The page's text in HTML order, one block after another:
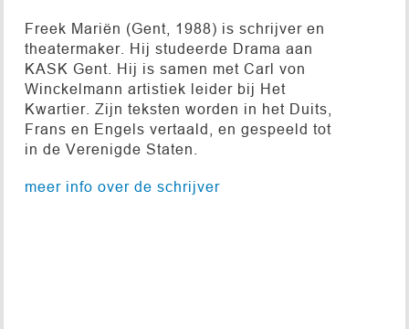
Freek Mariën (Gent, 1988) is schrijver en
theatermaker. Hij studeerde Drama aan
KASK Gent. Hij is samen met Carl von
Winckelmann artistiek leider bij Het
Kwartier. Zijn teksten worden in het Duits,
Frans en Engels vertaald, en gespeeld tot
in de Verenigde Staten.
meer info over de schrijver